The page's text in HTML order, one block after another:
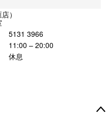
）
5131 3966
11:00 – 20:00
休息